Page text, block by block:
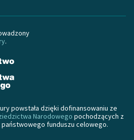
.
powstała dzięki dofinansowaniu ze
Narodowego pochodzących z
państwowego funduszu celowego.